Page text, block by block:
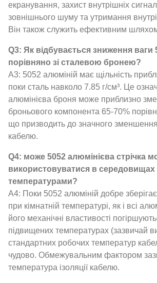
екранування, захист внутрішніх
зовнішнього шуму та утримання
Він також служить ефективним
Q3: Як відбувається зниження ваги
порівняно зі сталевою бронею?
A3: 5052 алюміній має щільність
поки сталь навколо 7.85 г/см³. Це
алюмінієва броня може приблизно
броньового компонента 65-70%
що призводить до значного зменшення
кабелю.
Q4: може 5052 алюмінієва стрічка
використовуватися в
температурами?
A4: Поки 5052 алюміній добре
при кімнатній температурі, як і всі
його механічні властивості
підвищених температурах (зазвичай
стандартних робочих температур
чудово. Обмежувальним фактором
температура ізоляції кабелю.